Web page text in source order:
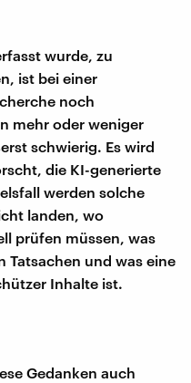
wurde, zu
ist bei einer
noch
mehr oder weniger
schwierig. Es wird
die KI-generierte
werden solche
landen, wo
prüfen müssen, was
Tatsachen und was eine
Inhalte ist.
Gedanken auch